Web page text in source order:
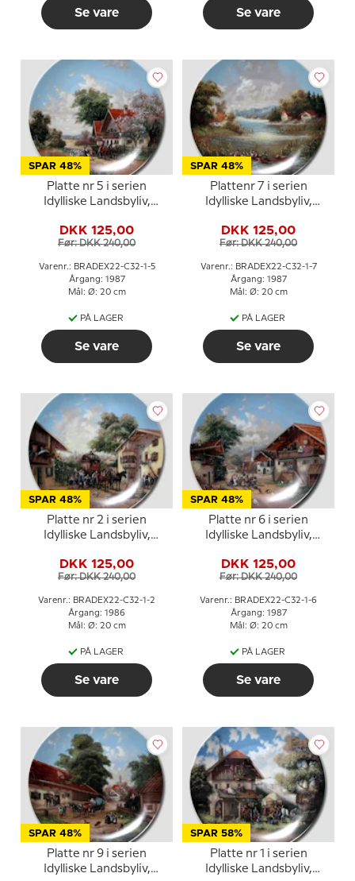
Se vare Se vare
SPAR 48%
Platte nr 5 i serien
Idylliske Landsbyliv,
DKK 125,00
Før: DKK 240,00
Varenr.: BRADEX22-C32-1-5
Årgang: 1987
Mål: Ø: 20 cm
PÅ LAGER
Se vare
SPAR 48%
Plattenr 7 i serien
Idylliske Landsbyliv,
DKK 125,00
Før: DKK 240,00
Varenr.: BRADEX22-C32-1-7
Årgang: 1987
Mål: Ø: 20 cm
PÅ LAGER
Se vare
SPAR 48%
Platte nr 2 i serien
Idylliske Landsbyliv,
DKK 125,00
Før: DKK 240,00
Varenr.: BRADEX22-C32-1-2
Årgang: 1986
Mål: Ø: 20 cm
PÅ LAGER
Se vare
SPAR 48%
Platte nr 6 i serien
Idylliske Landsbyliv,
DKK 125,00
Før: DKK 240,00
Varenr.: BRADEX22-C32-1-6
Årgang: 1987
Mål: Ø: 20 cm
PÅ LAGER
Se vare
SPAR 48%
Platte nr 9 i serien
Idylliske Landsbyliv,
SPAR 58%
Platte nr 1 i serien
Idylliske Landsbyliv,